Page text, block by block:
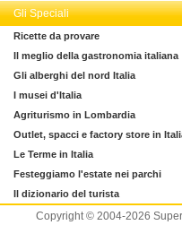
Gli Speciali
Ricette da provare
Il meglio della gastronomia italiana
Gli alberghi del nord Italia
I musei d'Italia
Agriturismo in Lombardia
Outlet, spacci e factory store in
Le Terme in Italia
Festeggiamo l'estate nei parchi
Il dizionario del turista
Copyright © 2004-2026